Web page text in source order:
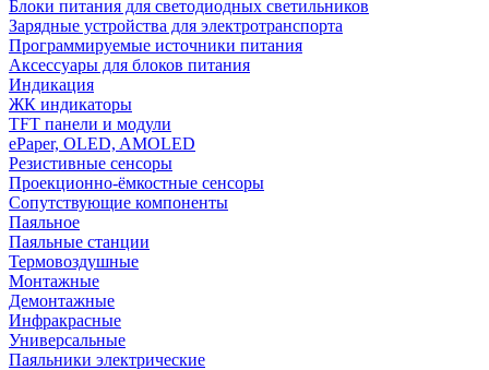
Блоки питания для светодиодных светильников
Зарядные устройства для электротранспорта
Программируемые источники питания
Аксессуары для блоков питания
Индикация
ЖК индикаторы
TFT панели и модули
ePaper, OLED, AMOLED
Резистивные сенсоры
Проекционно-ёмкостные сенсоры
Сопутствующие компоненты
Паяльное
Паяльные станции
Термовоздушные
Монтажные
Демонтажные
Инфракрасные
Универсальные
Паяльники электрические